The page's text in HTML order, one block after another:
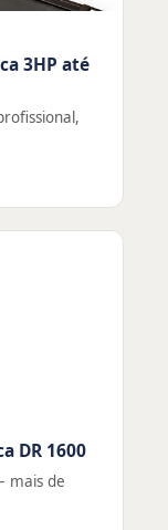
3HP até
DR 1600
mais de